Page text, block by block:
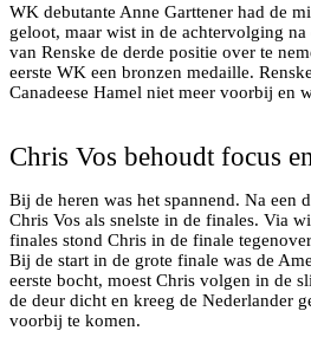
WK debutante Anne Garttener had de
geloot, maar wist in de achtervolging
van Renske de derde positie over te
eerste WK een bronzen medaille.
Canadeese Hamel niet meer voorbij en
Chris Vos in opperste
Chris Vos behoudt focus
Bij de heren was het spannend. Na een
Chris Vos als snelste in de finales. Via
finales stond Chris in de finale
Bij de start in de grote finale was de
eerste bocht, moest Chris volgen in de
de deur dicht en kreeg de Nederlander
voorbij te komen.
Chris Vos op het podium met